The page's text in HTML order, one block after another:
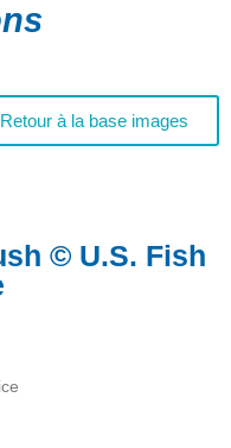
Retour à la base images
© U.S. Fish